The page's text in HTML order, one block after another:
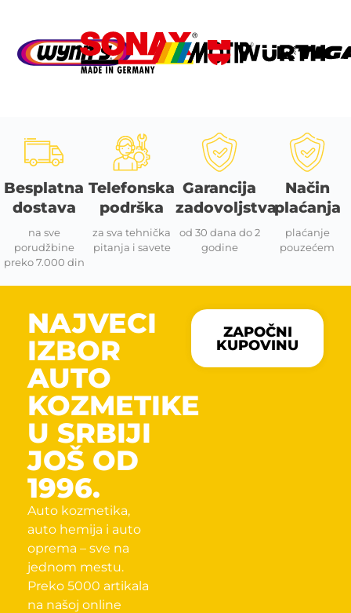
Besplatna
dostava
na sve
porudžbine
preko 7.000 din
Telefonska
podrška
za sva tehnička
pitanja i savete
Garancija
zadovoljstva
od 30 dana do 2
godine
Način
plaćanja
plaćanje
pouzećem
NAJVECI
IZBOR
AUTO
KOZMETIKE
U SRBIJI
JOŠ OD
1996.
Auto kozmetika,
auto hemija i auto
oprema – sve na
jednom mestu.
Preko 5000 artikala
na našoj online
ZAPOČNI
KUPOVINU